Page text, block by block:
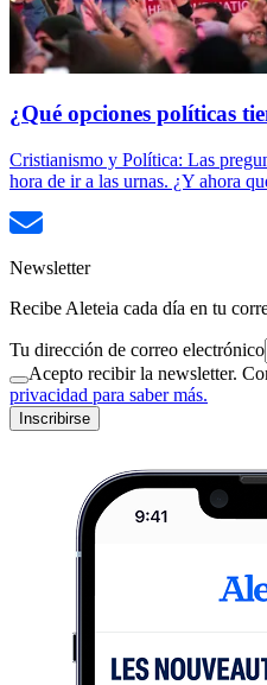
¿Qué opciones políticas
Cristianismo y Política: Las
hora de ir a las urnas. ¿Y ahora
Newsletter
Recibe Aleteia cada día en tu
Tu dirección de correo electrónico
Acepto recibir la newsletter.
privacidad para saber más.
Inscribirse